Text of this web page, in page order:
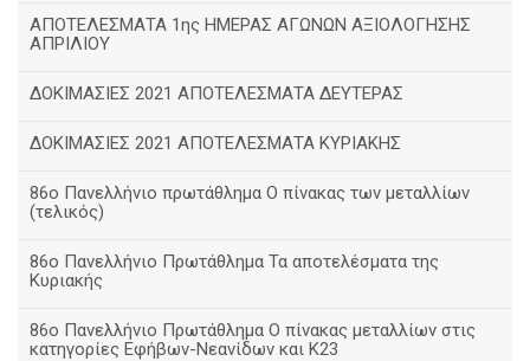
ΑΠΟΤΕΛΕΣΜΑΤΑ 1ης ΗΜΕΡΑΣ ΑΓΩΝΩΝ ΑΞΙΟΛΟΓΗΣΗΣ
ΑΠΡΙΛΙΟΥ
ΔΟΚΙΜΑΣΙΕΣ 2021 ΑΠΟΤΕΛΕΣΜΑΤΑ ΔΕΥΤΕΡΑΣ
ΔΟΚΙΜΑΣΙΕΣ 2021 ΑΠΟΤΕΛΕΣΜΑΤΑ ΚΥΡΙΑΚΗΣ
86ο Πανελλήνιο πρωτάθλημα Ο πίνακας των μεταλλίων
(τελικός)
86ο Πανελλήνιο Πρωτάθλημα Τα αποτελέσματα της
Κυριακής
86ο Πανελλήνιο Πρωτάθλημα Ο πίνακας μεταλλίων στις
κατηγορίες Εφήβων-Νεανίδων και Κ23